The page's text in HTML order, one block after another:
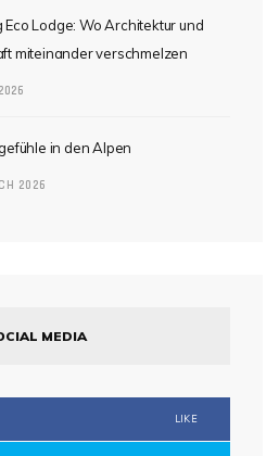
Eco Lodge: Wo Architektur und
miteinander verschmelzen
in den Alpen
2026
MEDIA
LIKE